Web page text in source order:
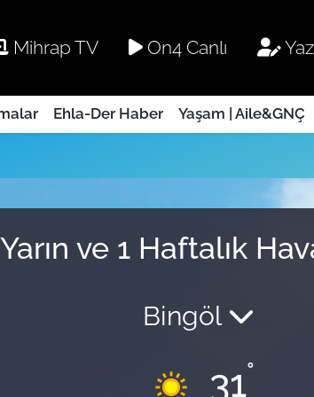
Mihrap TV On4 Canlı
Ehla-Der Haber Yaşam | Aile&GNÇ
ve 1 Haftalık
Bingöl
31°